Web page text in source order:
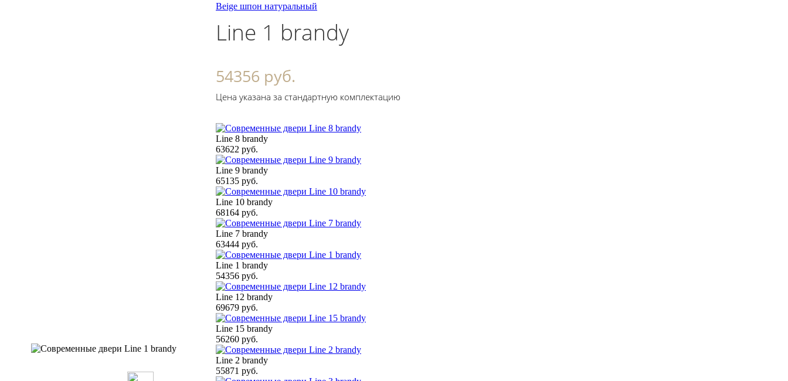
Beige шпон натуральный
Line 1 brandy
54356 руб.
Цена указана за стандартную комплектацию
Line 8 brandy
63622 руб.
Line 9 brandy
65135 руб.
Line 10 brandy
68164 руб.
Line 7 brandy
63444 руб.
Line 1 brandy
54356 руб.
Line 12 brandy
69679 руб.
Line 15 brandy
56260 руб.
Line 2 brandy
55871 руб.